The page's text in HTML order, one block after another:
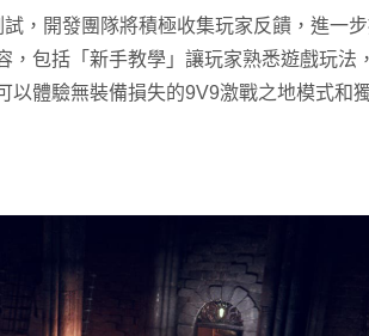
，開發團隊將積極收集玩家反饋，進一
，包括「新手教學」讓玩家熟悉遊戲玩法
以體驗無裝備損失的9V9激戰之地模式和